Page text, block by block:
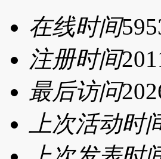
在线时间
注册时间
最后访问
上次活动时